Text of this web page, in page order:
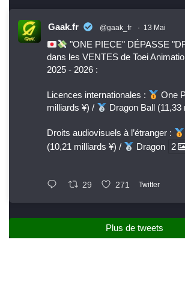
Gaak.fr @gaak_fr · 13 Mai
"ONE PIECE" DÉPASSE
dans les VENTES de Toei
2025 - 2026 :
Licences internationales :
One
milliards ¥) /
Dragon Ball (11,33
Droits audiovisuels à l’étranger :
(10,21 milliards ¥) /
Dragon 2
29 271 Twitter
Plus de tweets